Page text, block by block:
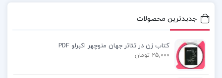
دانلود پی دی اف کتاب روش تحقیق در علوم
اجتماعی 283 صفحه
جدیدترین محصولات
کتاب زن در تئاتر جهان منوچهر اکبرلو PDF
25,000 تومان